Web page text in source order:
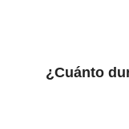
¿Cuánto